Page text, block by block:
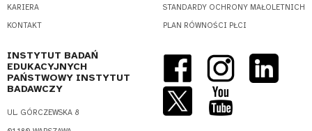
KARIERA
KONTAKT
STANDARDY OCHRONY MAŁOLETNICH
PLAN RÓWNOŚCI PŁCI
INSTYTUT BADAŃ
EDUKACYJNYCH
PAŃSTWOWY INSTYTUT
BADAWCZY
UL. GÓRCZEWSKA 8